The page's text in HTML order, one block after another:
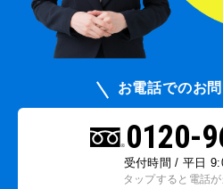
お電話でのお
0120-
受付時間 / 平日
タップすると電話